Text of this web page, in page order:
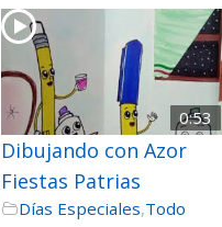
0:53
Dibujando con Azor
Fiestas Patrias
Días Especiales,Todo